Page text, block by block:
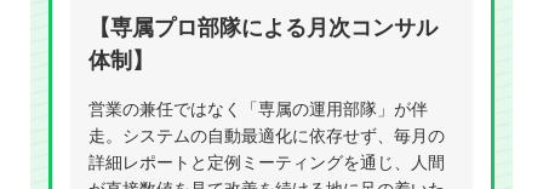
【専属プロ部隊による月次コンサル
体制】
営業の兼任ではなく「専属の運用部隊」が伴
走。システムの自動最適化に依存せず、毎月の
詳細レポートと定例ミーティングを通じ、人間